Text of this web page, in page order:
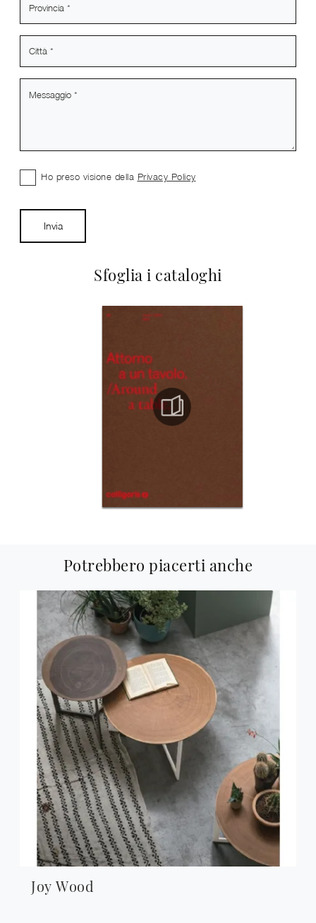
Sfoglia i cataloghi
Ho preso visione della Privacy Policy
Invia
Potrebbero piacerti anche
Joy Wood